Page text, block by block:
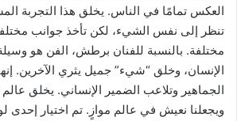
العكس تمامًا في الناس. يخلق هذا التجربة
تنظر إلى نفس الشيء، لكن تأخذ جوانب
مختلفة. بالنسبة للفنان برطش، الفن هو
الإنسان، وخلق “شيء” جميل يثري الآخرين.
الجماهير وتلاعب الضمير الإنساني. يخلق عالم
ويجعلنا نعيش في عالم موازٍ. تم اختيار